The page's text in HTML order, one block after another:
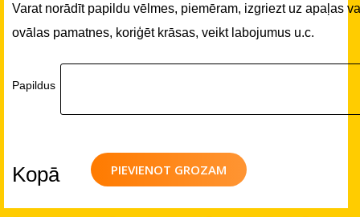
Varat norādīt papildu vēlmes, piemēram, izgriezt uz apaļas
ovālas pamatnes, koriģēt krāsas, veikt labojumus u.c.
Papildus
PIEVIENOT GROZAM
Kopā